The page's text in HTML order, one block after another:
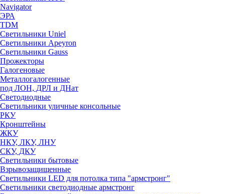
Navigator
ЭРА
TDM
Светильники Uniel
Светильники Apeyron
Светильники Gauss
Прожекторы
Галогеновые
Металлогалогенные
под ЛОН, ДРЛ и ДНат
Светодиодные
Светильники уличные консольные
РКУ
Кронштейны
ЖКУ
НКУ, ЛКУ, ЛНУ
СКУ, ДКУ
Светильники бытовые
Взрывозащищенные
Светильники LED для потолка типа "армстронг"
Светильники светодиодные армстронг